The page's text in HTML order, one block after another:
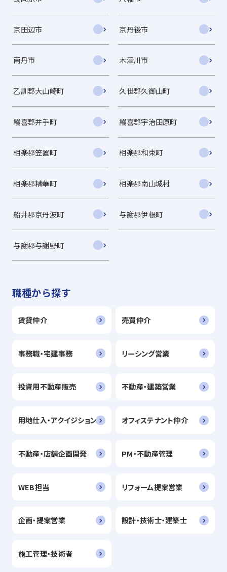
京田辺市 京丹後市
南丹市 木津川市
乙訓郡大山崎町 久世郡久御山町
綴喜郡井手町 綴喜郡宇治田原町
相楽郡笠置町 相楽郡和束町
相楽郡精華町 相楽郡南山城村
船井郡京丹波町 与謝郡伊根町
与謝郡与謝野町
職種から探す
賃貸仲介 売買仲介
事務職・宅建事務 リーシング営業
投資用不動産販売 不動産・建築営業
用地仕入・アクイジション オフィステナント仲介
不動産・店舗企画開発 PM・不動産管理
WEB担当 リフォーム提案営業
企画・提案営業 設計・技術士・建築士
施工管理・技術者